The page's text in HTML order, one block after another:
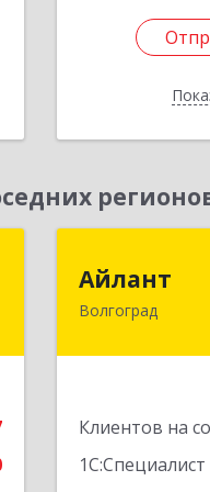
Айлант
Волгоград
Клиентов на
1С:Специалист
400001,